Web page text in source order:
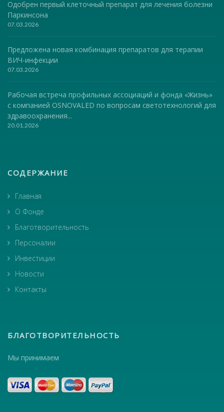
Одобрен первый клеточный препарат для лечения болезни
Паркинсона
07.03.2026
Предложена новая комбинация препаратов для терапии
ВИЧ-инфекции
07.03.2026
Рабочая встреча профильных ассоциаций и фонда «Жизнь»
с компанией OSNOVALED по вопросам светотехнологий для
здравоохранения...
20.01.2026
СОДЕРЖАНИЕ
Главная
О Фонде
Благотворительность
Персоналии
Инвестиции
Новости
Контакты
БЛАГОТВОРИТЕЛЬНОСТЬ
Мы принимаем